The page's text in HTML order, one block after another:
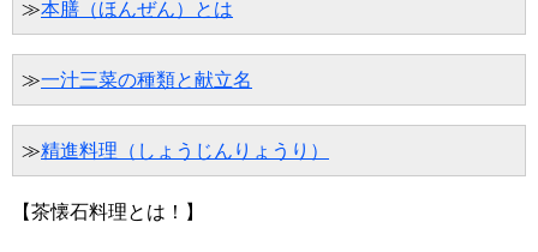
≫本膳（ほんぜん）とは
≫一汁三菜の種類と献立名
≫精進料理（しょうじんりょうり）
【茶懐石料理とは！】